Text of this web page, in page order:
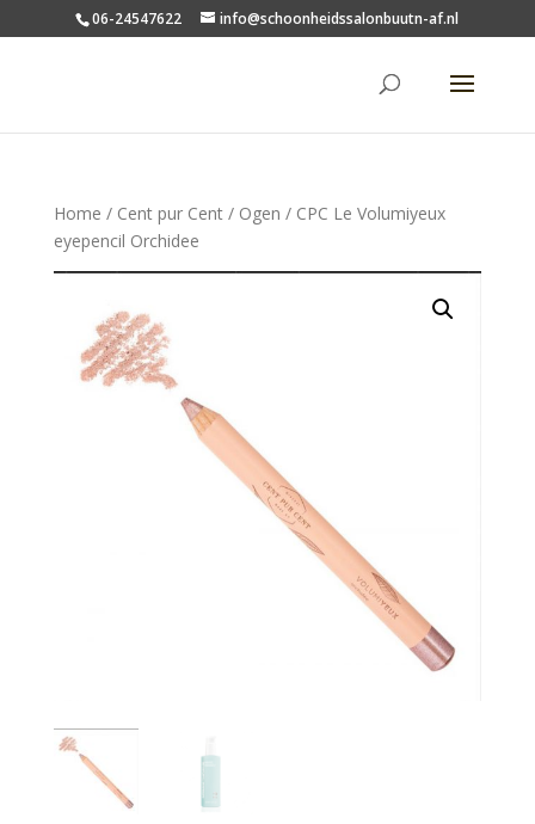
06-24547622 info@schoonheidssalonbuutn-af.nl
Home / Cent pur Cent/ Ogen / CPC Le Volumiyeux
eyepencil Orchidee